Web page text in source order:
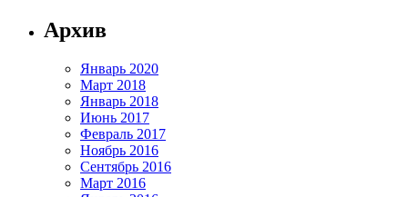
Архив
Январь 2020
Март 2018
Январь 2018
Июнь 2017
Февраль 2017
Ноябрь 2016
Сентябрь 2016
Март 2016